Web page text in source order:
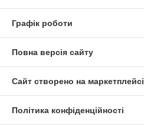
Графік роботи
Повна версія сайту
Сайт створено на маркетплейсі
Політика конфіденційності